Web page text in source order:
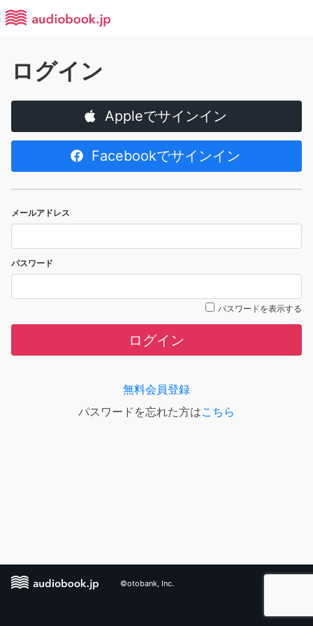
ログイン
Appleでサインイン
Facebookでサインイン
メールアドレス
パスワード
パスワードを表示する
ログイン
無料会員登録
パスワードを忘れた方はこちら
©otobank, Inc.